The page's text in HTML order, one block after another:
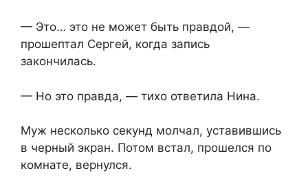
— Это… это не может быть правдой, —
прошептал Сергей, когда запись
закончилась.
— Но это правда, — тихо ответила Нина.
Муж несколько секунд молчал, уставившись
в черный экран. Потом встал, прошелся по
комнате, вернулся.